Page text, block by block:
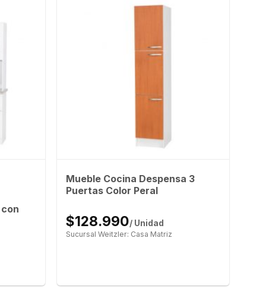
Mueble Cocina Despensa 3
Puertas Color Peral
$128.990/ Unidad
Sucursal Weitzler: Casa Matriz